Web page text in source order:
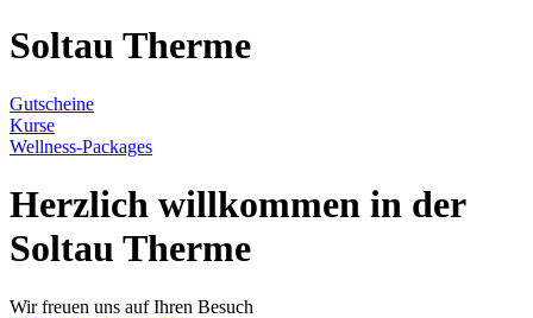
Soltau Therme
Gutscheine
Kurse
Wellness-Packages
Herzlich willkommen in der
Soltau Therme
Wir freuen uns auf Ihren Besuch